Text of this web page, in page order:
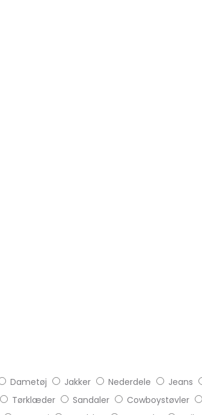
Dametøj Jakker Nederdele Jeans
Tørklæder Sandaler Cowboystøvler